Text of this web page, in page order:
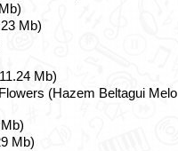
Mb)
Mb)
(Hazem Beltagui Melo
Mb)